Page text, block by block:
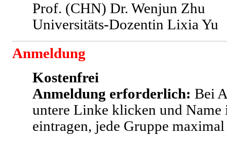
Prof. (CHN) Dr. Wenjun Zhu
Universitäts-Dozentin Lixia Yu
Anmeldung
Kostenfrei
Anmeldung erforderlich: Bei
untere Linke klicken und
eintragen, jede Gruppe